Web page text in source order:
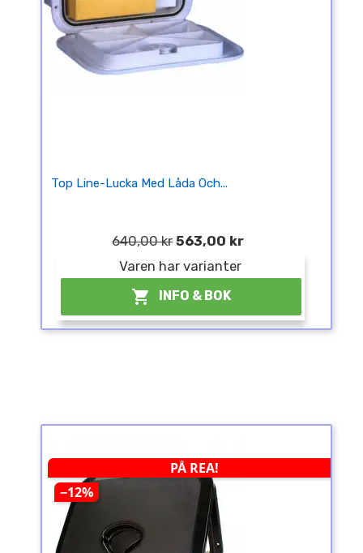
Top Line-Lucka Med Låda Och...
640,00 kr 563,00 kr
Varen har varianter
 INFO & BOK
PÅ REA!
−12%